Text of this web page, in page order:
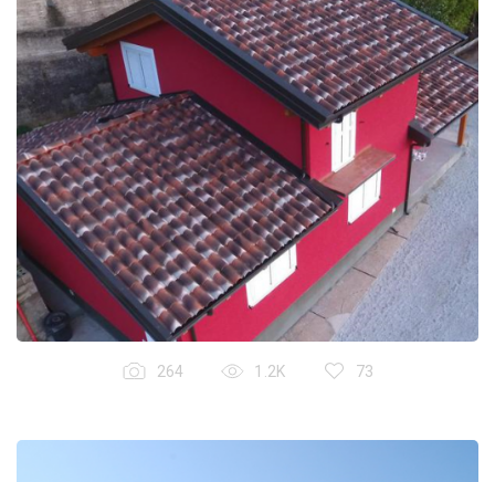
264 1.2K 73